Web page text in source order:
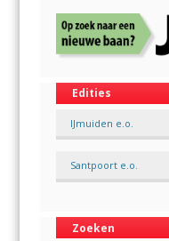
Edities
IJmuiden e.o.
Santpoort e.o.
Zoeken